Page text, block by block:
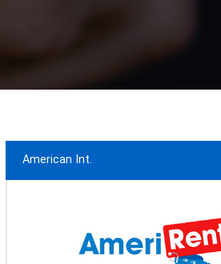
American Int.